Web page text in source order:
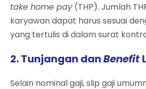
take home pay(THP). Jumlah
karyawan dapat harus sesuai
yang tertulis di dalam surat
2. Tunjangan danBenefit
Selain nominal gaji, slip gaji